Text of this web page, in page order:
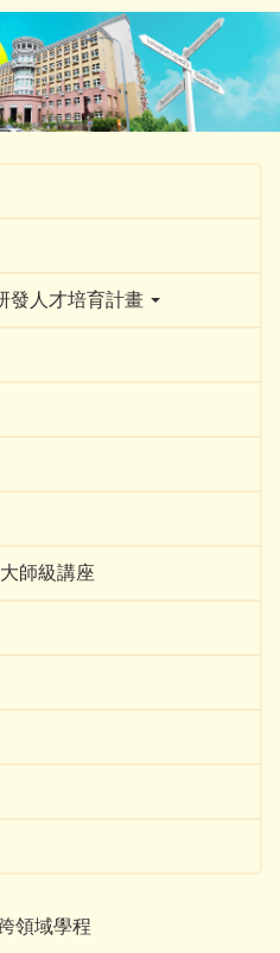
發人才培育計畫
師級講座
領域學程